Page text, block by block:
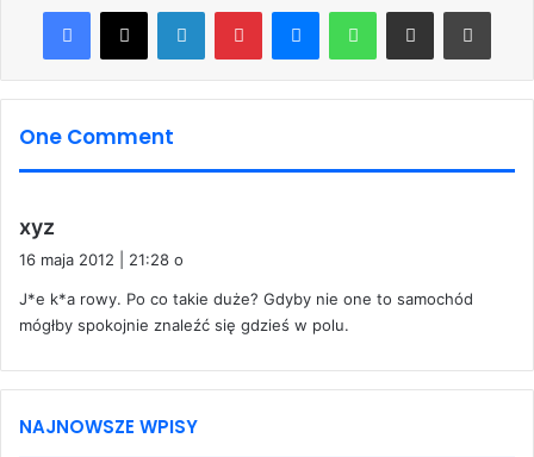
Facebook
X LinkedInPinterestMessengerWhatsAppShare via Email Print
One Comment
xyz
z
e
16 maja 2012 | 21:28 o
J*e k*a rowy. Po co takie duże? Gdyby nie one to samochód
mógłby spokojnie znaleźć się gdzieś w polu.
NAJNOWSZE WPISY